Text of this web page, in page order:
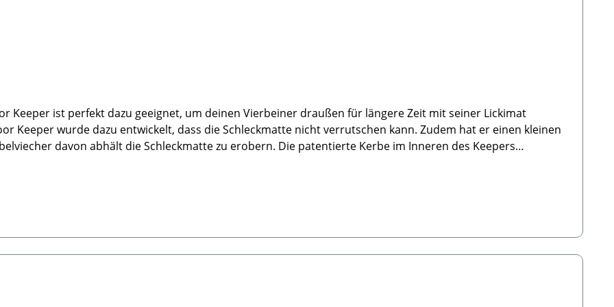
Keeper ist perfekt dazu geeignet, um deinen Vierbeiner draußen für längere Zeit mit seiner Lickimat
Keeper wurde dazu entwickelt, dass die Schleckmatte nicht verrutschen kann. Zudem hat er einen kleinen
davon abhält die Schleckmatte zu erobern. Die patentierte Kerbe im Inneren des Keepers